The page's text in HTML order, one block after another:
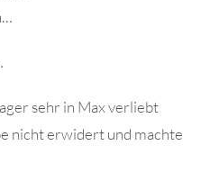
sehr in Max verliebt
nicht erwidert und machte